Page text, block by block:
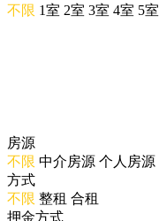
不限 1室 2室 3室 4室 5室
房源
不限 中介房源 个人房源
方式
不限 整租 合租
押金方式